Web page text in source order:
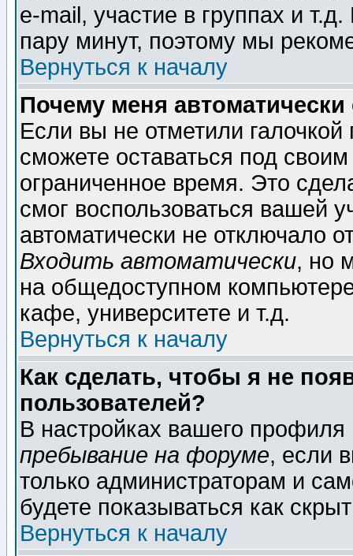
e-mail, участие в группах и
пару минут, поэтому мы
Вернуться к началу
Почему меня автоматически
Если вы не отметили галочкой
сможете оставаться под
ограниченное время. Это
смог воспользоваться вашей
автоматически не отключало
Входить автоматически, но
на общедоступном
кафе, университете и т.д.
Вернуться к началу
Как сделать, чтобы я не
пользователей?
В настройках вашего
пребывание на форуме, если
только администраторам и
будете показываться как
Вернуться к началу